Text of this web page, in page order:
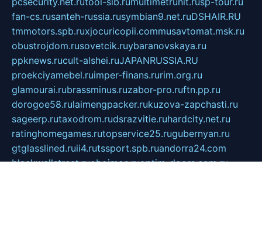
fan-cs.rusanteh-russia.rusymbian9.net.ruDSHAIR.RU
tmmotors.spb.ruxjocuricopii.commusavtomat.msk.ru
obustrojdom.rusovetcik.ruybaranovskaya.ru
ppknews.rucult-alshei.ruJAPANRUSSIA.RU
proekciyamebel.ruimper-finans.rurim.org.ru
glamourai.rubrassminus.ruzabor-pro.ruftn.pp.ru
dorogoe58.rulaimengpacker.rukuzova-zapchasti.ru
sageerp.rutaxodrom.rudsrazvitie.ruhardcity.net.ru
ratinghomegames.rutopservice25.rugubernyan.ru
gtglasslined.ruii4.rutssport.spb.ruandorra24.com
blackwallstreet.ruoboimos.ruoptim-doors.com.ru